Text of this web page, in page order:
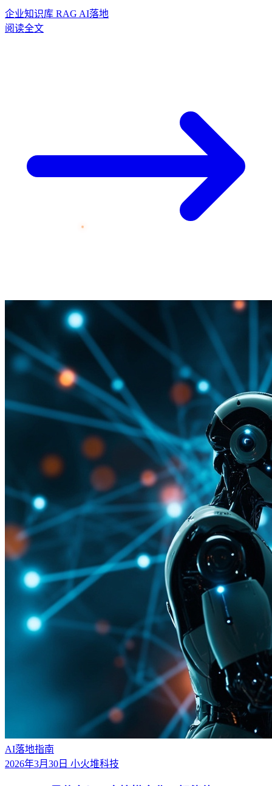
企业知识库 RAG AI落地
阅读全文
AI落地指南
2026年3月30日 小火堆科技